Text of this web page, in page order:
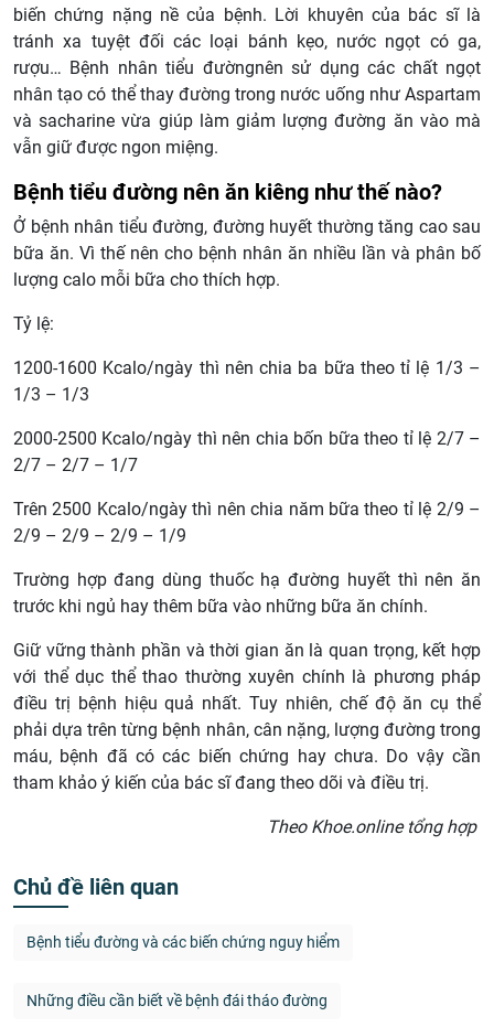
biến chứng nặng nề của bệnh. Lời khuyên của bác sĩ là
tránh xa tuyệt đối các loại bánh kẹo, nước ngọt có ga,
rượu… Bệnh nhân tiểu đườngnên sử dụng các chất ngọt
nhân tạo có thể thay đường trong nước uống như Aspartam
và sacharine vừa giúp làm giảm lượng đường ăn vào mà
vẫn giữ được ngon miệng.
Bệnh tiểu đường nên ăn kiêng như thế nào?
Ở bệnh nhân tiểu đường, đường huyết thường tăng cao sau
bữa ăn. Vì thế nên cho bệnh nhân ăn nhiều lần và phân bố
lượng calo mỗi bữa cho thích hợp.
Tỷ lệ:
1200-1600 Kcalo/ngày thì nên chia ba bữa theo tỉ lệ 1/3 –
1/3 – 1/3
2000-2500 Kcalo/ngày thì nên chia bốn bữa theo tỉ lệ 2/7 –
2/7 – 2/7 – 1/7
Trên 2500 Kcalo/ngày thì nên chia năm bữa theo tỉ lệ 2/9 –
2/9 – 2/9 – 2/9 – 1/9
Trường hợp đang dùng thuốc hạ đường huyết thì nên ăn
trước khi ngủ hay thêm bữa vào những bữa ăn chính.
Giữ vững thành phần và thời gian ăn là quan trọng, kết hợp
với thể dục thể thao thường xuyên chính là phương pháp
điều trị bệnh hiệu quả nhất. Tuy nhiên, chế độ ăn cụ thể
phải dựa trên từng bệnh nhân, cân nặng, lượng đường trong
máu, bệnh đã có các biến chứng hay chưa. Do vậy cần
tham khảo ý kiến của bác sĩ đang theo dõi và điều trị.
Theo Khoe.online tổng hợp
Chủ đề liên quan
Bệnh tiểu đường và các biến chứng nguy hiểm
Những điều cần biết về bệnh đái tháo đường